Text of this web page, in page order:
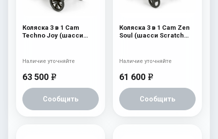
Коляска 3 в 1 Cam
Techno Joy (шасси
63 500 e
Сообщить
Наличие уточняйте
Коляска 3 в 1 Cam Zen
Soul (шасси Scratch
61 600 e
Сообщить
Наличие уточняйте